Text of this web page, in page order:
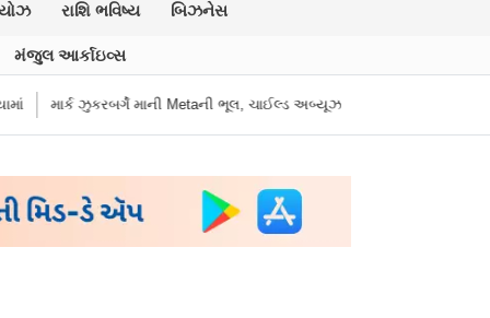
રાશિ ભવિષ્ય બિઝનેસ
મંજુલ આર્કાઇવ્સ
Metaની ભૂલ, ચાઈલ્ડ અબ્યૂઝ કૉન્ટેન્ટ અને ડીપફેક પર માગી માફી